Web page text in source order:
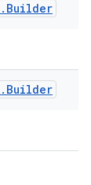
. Builder
. Builder